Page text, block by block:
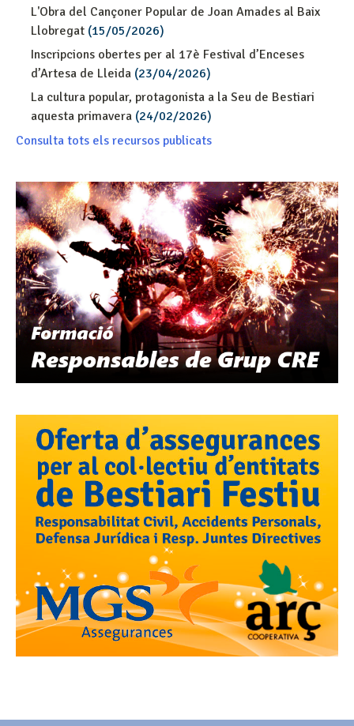
L'Obra del Cançoner Popular de Joan Amades al Baix
Llobregat (15/05/2026)
Inscripcions obertes per al 17è Festival d’Enceses
d’Artesa de Lleida (23/04/2026)
La cultura popular, protagonista a la Seu de Bestiari
aquesta primavera (24/02/2026)
Consulta tots els recursos publicats